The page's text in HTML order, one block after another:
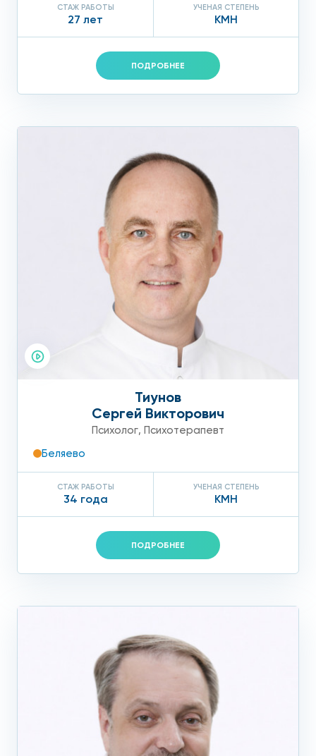
СТАЖ РАБОТЫ
27 лет
УЧЕНАЯ СТЕПЕНЬ
КМН
ПОДРОБНЕЕ
Тиунов
Сергей Викторович
Психолог, Психотерапевт
Беляево
СТАЖ РАБОТЫ
34 года
УЧЕНАЯ СТЕПЕНЬ
КМН
ПОДРОБНЕЕ